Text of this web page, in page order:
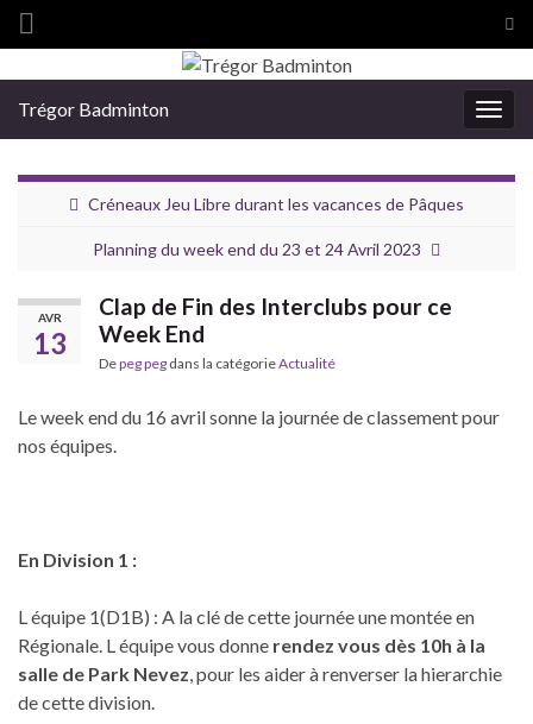
Search for:
Trégor Badminton
Créneaux Jeu Libre durant les vacances de Pâques
Planning du week end du 23 et 24 Avril 2023
AVR
13
Clap de Fin des Interclubs pour ce
Week End
Depeg peg dans la catégorieActualité
Le week end du 16 avril sonne la journée de classement pour
nos équipes.
En Division 1 :
L équipe 1(D1B) : A la clé de cette journée une montée en
Régionale. L équipe vous donne rendez vous dès 10h à la
salle de Park Nevez, pour les aider à renverser la hierarchie
de cette division.